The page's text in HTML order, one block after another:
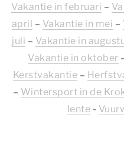
Vakantie in februari –
april – Vakantie in mei –
juli – Vakantie in
Vakantie in oktober
Kerstvakantie –
– Wintersport in de
lente -